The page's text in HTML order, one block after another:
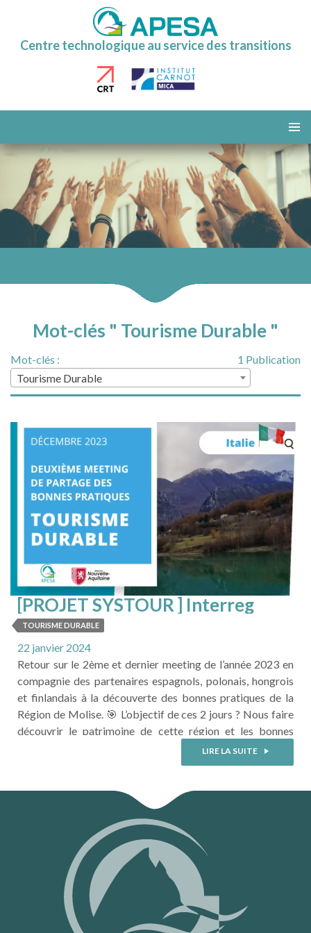
Centre technologique au service des transitions
MENU
AU
CONTENU
Mot-clés " Tourisme Durable "
1 Publication
Mot-clés :
Tourisme Durable
[PROJET SYSTOUR ] Interreg
Europe
TOURISME DURABLE
22 janvier 2024
Retour sur le 2ème et dernier meeting de l’année 2023 en
compagnie des partenaires espagnols, polonais, hongrois
et finlandais à la découverte des bonnes pratiques de la
Région de Molise. 🎯 L’objectif de ces 2 jours ? Nous faire
découvrir le patrimoine de cette région et les bonnes
pratiques issues aussi bien de l’initiative publique que
citoyenne pour conserver et continuer ...
LIRE LA SUITE
LIRE LA SUITE